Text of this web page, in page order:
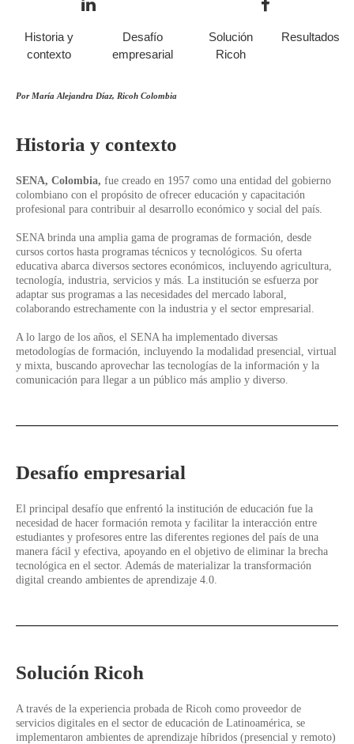
Historia y
contexto
Desafío
empresarial
Solución
Ricoh
Resultados
Por María Alejandra Díaz, Ricoh Colombia
Historia y contexto
SENA, Colombia, fue creado en 1957 como una entidad del gobierno
colombiano con el propósito de ofrecer educación y capacitación
profesional para contribuir al desarrollo económico y social del país.
SENA brinda una amplia gama de programas de formación, desde
cursos cortos hasta programas técnicos y tecnológicos. Su oferta
educativa abarca diversos sectores económicos, incluyendo agricultura,
tecnología, industria, servicios y más. La institución se esfuerza por
adaptar sus programas a las necesidades del mercado laboral,
colaborando estrechamente con la industria y el sector empresarial.
A lo largo de los años, el SENA ha implementado diversas
metodologías de formación, incluyendo la modalidad presencial, virtual
y mixta, buscando aprovechar las tecnologías de la información y la
comunicación para llegar a un público más amplio y diverso.
Desafío empresarial
El principal desafío que enfrentó la institución de educación fue la
necesidad de hacer formación remota y facilitar la interacción entre
estudiantes y profesores entre las diferentes regiones del país de una
manera fácil y efectiva, apoyando en el objetivo de eliminar la brecha
tecnológica en el sector. Además de materializar la transformación
digital creando ambientes de aprendizaje 4.0.
Solución Ricoh
A través de la experiencia probada de Ricoh como proveedor de
servicios digitales en el sector de educación de Latinoamérica, se
implementaron ambientes de aprendizaje híbridos (presencial y remoto)